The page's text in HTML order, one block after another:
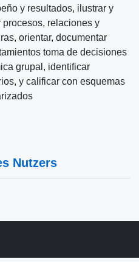
y resultados, ilustrar y
procesos, relaciones y
orientar, documentar
toma de decisiones
grupal, identificar
y calificar con esquemas
Nutzers